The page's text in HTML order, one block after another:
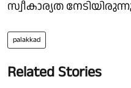
സ്വീകാര്യത
palakkad
Related Stories